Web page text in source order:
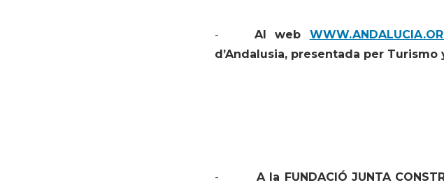
-Al web
d’Andalusia, presentada per
- A la FUNDACIÓ JUNTA